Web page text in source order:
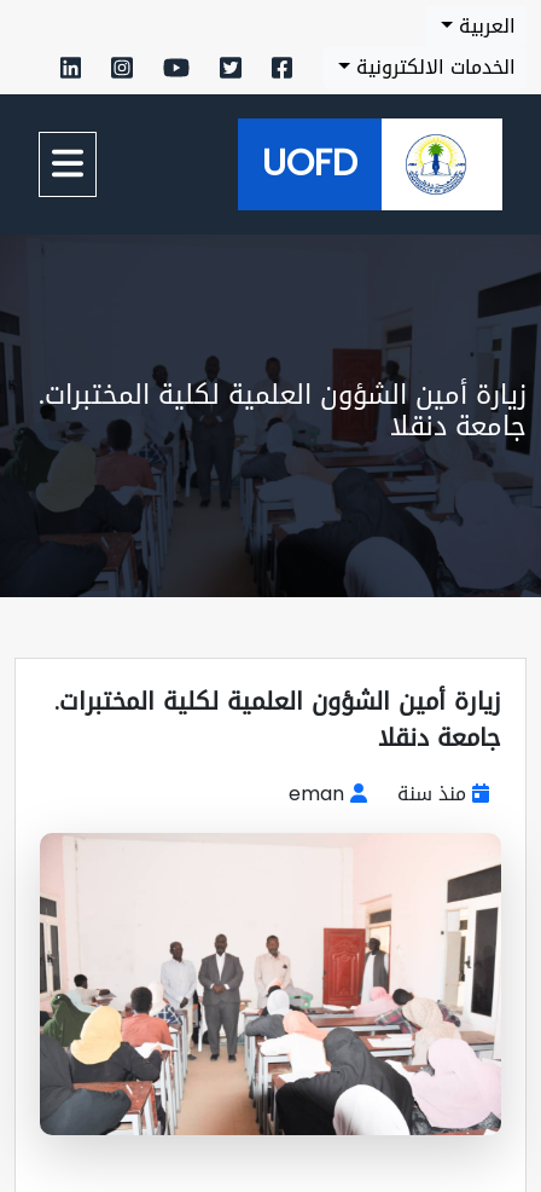
الالكترونية
UOFD
أمين الشؤون العلمية لكلية المختبرات.
دنقلا
أمين الشؤون العلمية لكلية المختبرات.
دنقلا
منذ سنة eman